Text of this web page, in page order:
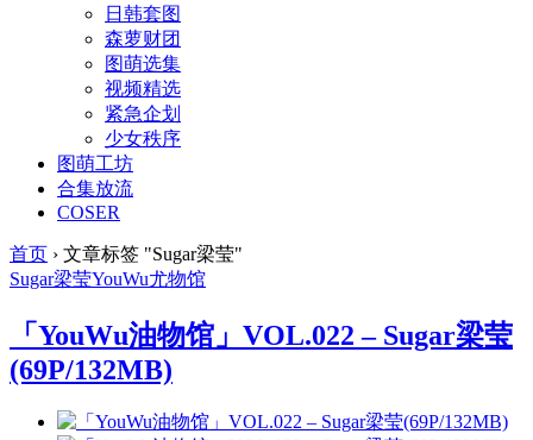
日韩套图
森萝财团
图萌选集
视频精选
紧急企划
少女秩序
图萌工坊
合集放流
COSER
首页 › 文章标签 "Sugar梁莹"
Sugar梁莹YouWu尤物馆
「YouWu油物馆」VOL.022 – Sugar梁莹
(69P/132MB)